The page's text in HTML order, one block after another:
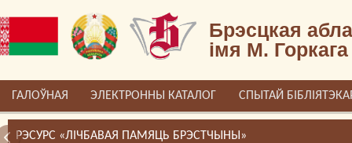
Брэсцкая
імя М. Горкага
ГАЛОЎНАЯ ЭЛЕКТРОННЫ КАТАЛОГ СПЫТАЙ
РЭСУРС «ЛІЧБАВАЯ ПАМЯЦЬ БРЭСТЧЫНЫ»